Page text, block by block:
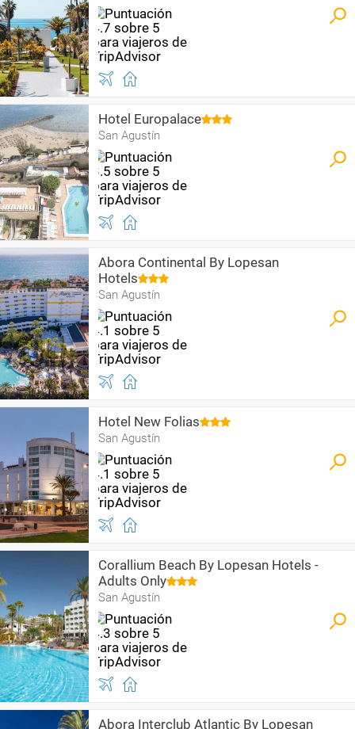
Hotel Europalace
San Agustín
Abora Continental By Lopesan
Hotels
San Agustín
Hotel New Folias
San Agustín
Corallium Beach By Lopesan Hotels -
Adults Only
San Agustín
Abora Interclub Atlantic By Lopesan